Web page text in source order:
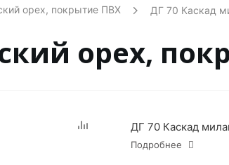
орех, покрытие ПВХ ДГ 70 Каскад
орех,
ДГ 70 Каскад
Подробнее